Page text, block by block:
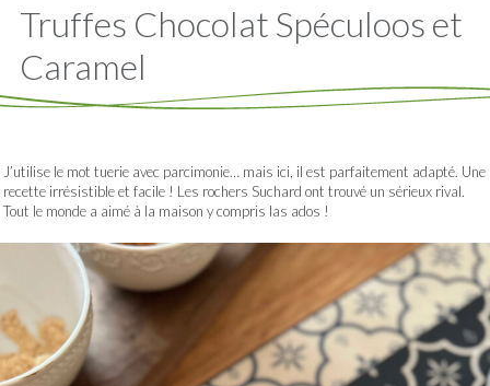
Truffes Chocolat Spéculoos et
Caramel
J’utilise le mot tuerie avec parcimonie… mais ici, il est parfaitement adapté. Une
recette irrésistible et facile ! Les rochers Suchard ont trouvé un sérieux rival.
Tout le monde a aimé à la maison y compris las ados !